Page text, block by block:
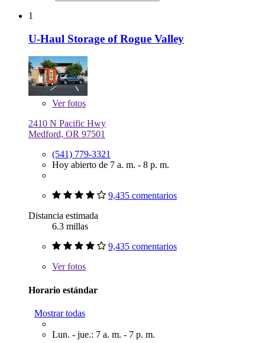
1
U-Haul Storage of Rogue Valley
Verfotos
2410 N Pacific Hwy
Medford, OR 97501
(541) 779-3321
Hoy abierto de 7 a. m. - 8 p. m.
9,435 comentarios
Distancia estimada
6.3 millas
9,435 comentarios
Verfotos
Horario estándar
Mostrar todas
Lun. - jue.: 7 a. m. - 7 p. m.